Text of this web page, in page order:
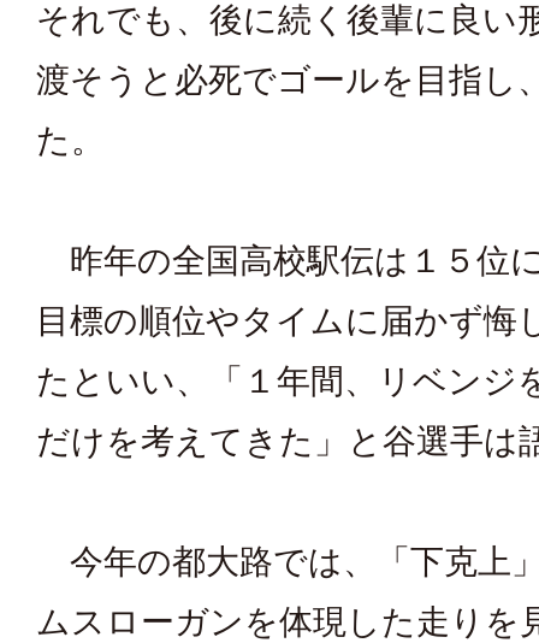
それでも、後に続く後輩に良い
渡そうと必死でゴールを目指し
た。
昨年の全国高校駅伝は１５位
目標の順位やタイムに届かず悔
たといい、「１年間、リベンジ
だけを考えてきた」と谷選手は
今年の都大路では、「下克上
ムスローガンを体現した走りを